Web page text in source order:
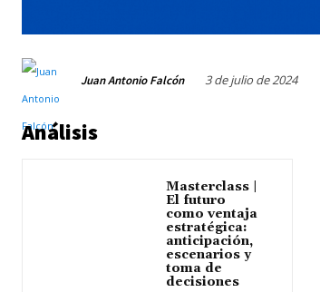
Juan Antonio Falcón 3 de julio de 2024
Análisis
Masterclass |
El futuro
como ventaja
estratégica:
anticipación,
escenarios y
toma de
decisiones